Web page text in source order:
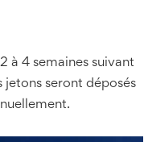
à 4 semaines suivant
jetons seront déposés